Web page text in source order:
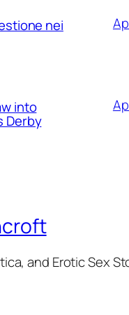
nei
into
Derby
and Erotic Sex